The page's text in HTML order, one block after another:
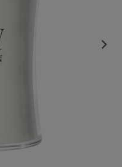
